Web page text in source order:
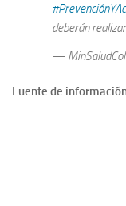
deberán
— MinSaludCol
Fuente de